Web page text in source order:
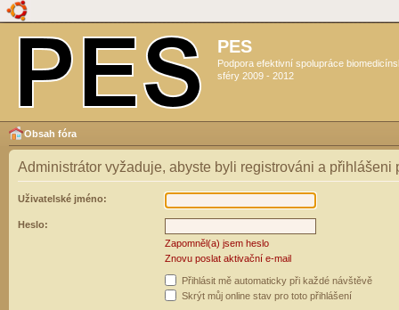
PES
Podpora efektivní spolupráce
sféry 2009 - 2012
Obsah fóra
Administrátor vyžaduje, abyste byli registrováni a přihlášeni
Uživatelské jméno:
Heslo:
Zapomněl(a) jsem heslo
Znovu poslat aktivační e-mail
Přihlásit mě automaticky při každé návštěvě
Skrýt můj online stav pro toto přihlášení